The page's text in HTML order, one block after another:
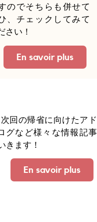
のでそちらも併せて
、チェックしてみて
さい！
En savoir plus
回の帰省に向けたアド
グなど様々な情報記事
きます！
En savoir plus